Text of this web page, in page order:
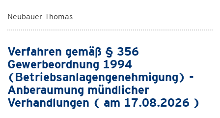
Neubauer Thomas
Verfahren gemäß § 356
Gewerbeordnung 1994
(Betriebsanlagengenehmigung) -
Anberaumung mündlicher
Verhandlungen ( am 17.08.2026 )